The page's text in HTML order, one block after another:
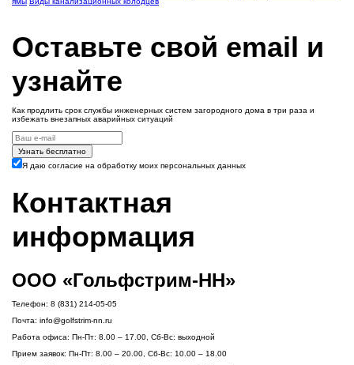
Оставьте свой email и
узнайте
Как продлить срок службы инженерных систем загородного дома в три раза и
избежать внезапных аварийных ситуаций
Узнать бесплатно
Я даю согласие на обработку моих персональных данных
Контактная
информация
ООО «Гольфстрим-НН»
Телефон: 8 (831) 214-05-05
Почта: info@golfstrim-nn.ru
Работа офиса: Пн-Пт: 8.00 – 17.00, Сб-Вс: выходной
Прием заявок: Пн-Пт: 8.00 – 20.00, Сб-Вс: 10.00 – 18.00